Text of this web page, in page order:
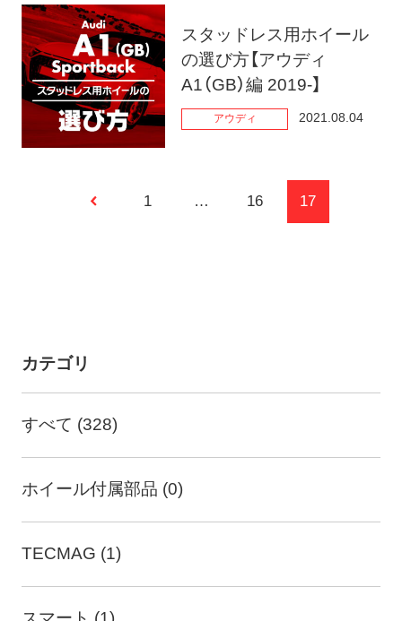
カテゴリ
すべて (328)
ホイール付属部品 (0)
TECMAG (1)
スタッドレス用ホイール
の選び方【アウディ
A1（GB）編 2019-】
アウディ 2021.08.04
ー
ジ
送
り
1 … 16 17